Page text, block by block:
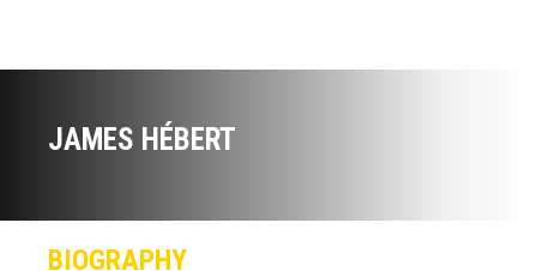
JAMES HÉBERT
BIOGRAPHY